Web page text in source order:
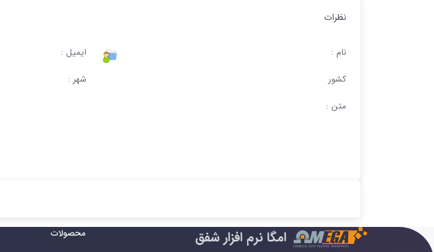
نظرات
نام :
ایمیل :
کشور
شهر :
متن :
امگا نرم افزار شفق
محصولات